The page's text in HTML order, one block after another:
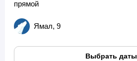
прямой
Ямал, 9
Выбрать даты